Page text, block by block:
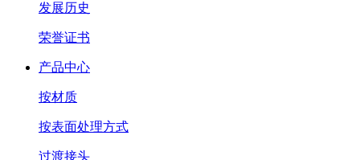
发展历史
荣誉证书
产品中心
按材质
按表面处理方式
过渡接头